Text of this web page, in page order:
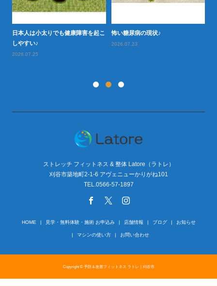
日本人は小太りでも健康障害を起こ
しやすい♪
2026.07.25
怖い糖尿病の現状♪
2026.07.23
ストレッチ フィットネス & 整体 Latore（ラトレ）
刈谷市築地町2-1-6 アヴェニューかりがね101
TEL.0566-57-1897
HOME 見学・無料体験・施術 お申込み 店舗情報 ブログ お知らせ
マシンの使い方 お問い合わせ
Copyright © 予防＆改善フィットネス ラトレ｜刈谷市